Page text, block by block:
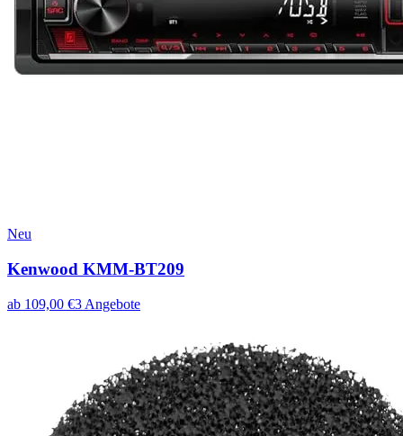
Neu
Kenwood KMM-BT209
ab 109,00 €3 Angebote